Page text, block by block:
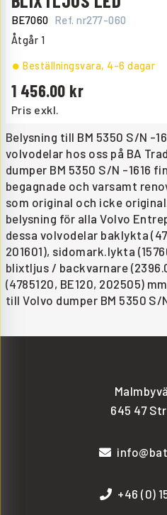
BE7060 Ref. nr277-060
Åtgår 1
Pris exkl.
1 456.00
Beställningsvara, 4-6 dagar
Belysning till BM 5350 S/N -
volvodelar hos oss på BA
dumper BM 5350 S/N -1616
begagnade och varsamt
som original och icke
belysning för alla Volvo
dessa volvodelar baklykta
201601), sidomark.lykta
blixtljus / backvarnare
(4785120, BE120, 202505)
till Volvo dumper BM 5350 S/
645 47
+46 (0)